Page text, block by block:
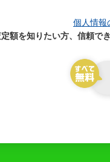
個人情報
額を知りたい方、信頼で